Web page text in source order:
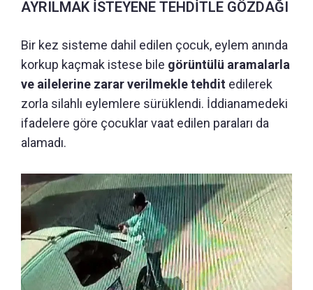
AYRILMAK İSTEYENE TEHDİTLE GÖZDAĞI
Bir kez sisteme dahil edilen çocuk, eylem anında
korkup kaçmak istese bile görüntülü aramalarla
ve ailelerine zarar verilmekle tehdit edilerek
zorla silahlı eylemlere sürüklendi. İddianamedeki
ifadelere göre çocuklar vaat edilen paraları da
alamadı.